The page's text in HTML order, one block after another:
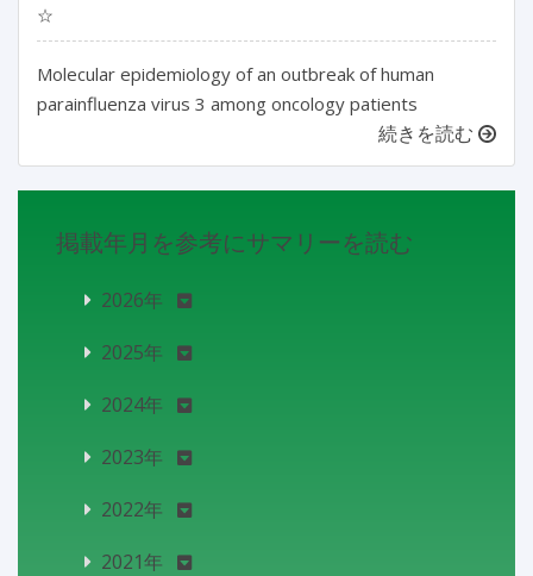
☆
Molecular epidemiology of an outbreak of human
parainfluenza virus 3 among oncology patients
続きを読む
掲載年月を参考にサマリーを読む
2026年
2025年
2024年
2023年
2022年
2021年